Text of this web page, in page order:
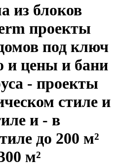
из блоков
проекты
под ключ
и цены и бани
- проекты
стиле и
и - в
до 200 м²
м²